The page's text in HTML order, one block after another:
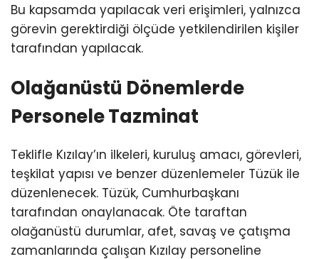
Bu kapsamda yapılacak veri erişimleri, yalnızca
görevin gerektirdiği ölçüde yetkilendirilen kişiler
tarafından yapılacak.
Olağanüstü Dönemlerde
Personele Tazminat
Teklifle Kızılay’ın ilkeleri, kuruluş amacı, görevleri,
teşkilat yapısı ve benzer düzenlemeler Tüzük ile
düzenlenecek. Tüzük, Cumhurbaşkanı
tarafından onaylanacak. Öte taraftan
olağanüstü durumlar, afet, savaş ve çatışma
zamanlarında çalışan Kızılay personeline